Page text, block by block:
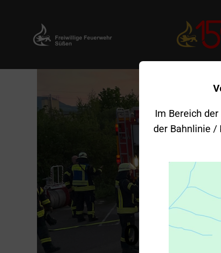
springen
Im Bereich
der Bahnlinie /